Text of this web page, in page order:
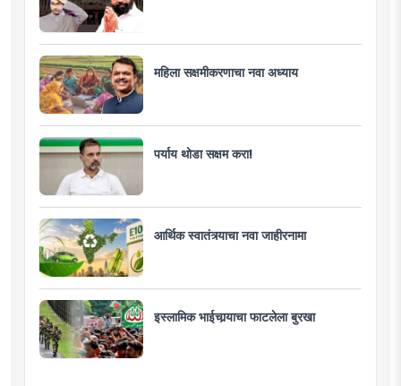
महिला सक्षमीकरणाचा नवा अध्याय
पर्याय थोडा सक्षम करा!
आर्थिक स्वातंत्र्याचा नवा जाहीरनामा
इस्लामिक भाईचार्‍याचा फाटलेला बुरखा